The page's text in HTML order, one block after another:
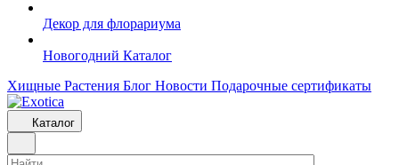
Декор для флорариума
Новогодний Каталог
Хищные Растения Блог Новости Подарочные сертификаты
Каталог